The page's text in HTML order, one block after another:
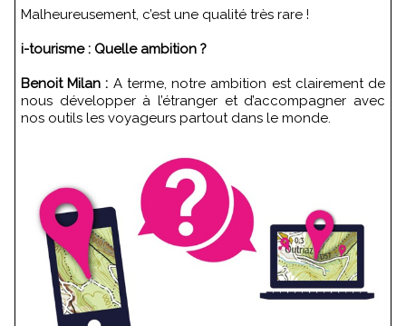
Malheureusement, c’est une qualité très rare !
i-tourisme : Quelle ambition ?
Benoit Milan : A terme, notre ambition est clairement de
nous développer à l’étranger et d’accompagner avec
nos outils les voyageurs partout dans le monde.